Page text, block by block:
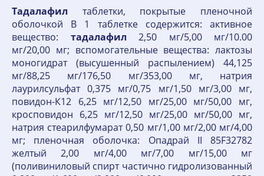
Тадалафил таблетки, покрытые пленочной
оболочкой В 1 таблетке содержится: активное
вещество: тадалафил 2,50 мг/5,00 мг/10.00
мг/20,00 мг; вспомогательные вещества: лактозы
моногидрат (высушенный распылением) 44,125
мг/88,25 мг/176,50 мг/353,00 мг, натрия
лаурилсульфат 0,375 мг/0,75 мг/1,50 мг/3,00 мг,
повидон-К12 6,25 мг/12,50 мг/25,00 мг/50,00 мг,
кросповидон 6,25 мг/12,50 мг/25,00 мг/50,00 мг,
натрия стеарилфумарат 0,50 мг/1,00 мг/2,00 мг/4,00
мг; пленочная оболочка: Опадрай II 85F32782
желтый 2,00 мг/4,00 мг/7,00 мг/15,00 мг
(поливиниловый спирт частично гидролизованный